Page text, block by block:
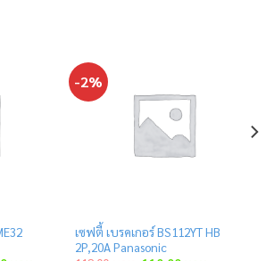
-2%
เซฟตี้ เบรคเกอร์ BS112YT HB
2P,20A Panasonic